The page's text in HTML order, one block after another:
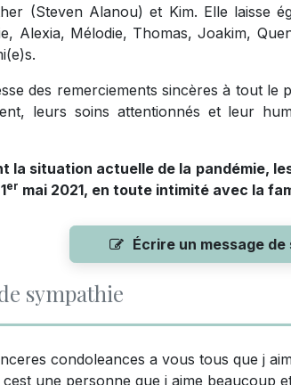
(Steven Alanou) et Kim. Elle laisse
Alexia, Mélodie, Thomas, Joakim,
des remerciements sincères à tout le
leurs soins attentionnés et leur
la situation actuelle de la pandémie,
er mai 2021, en toute intimité avec la
Écrire un message
sympathie
condoleances a vous tous que j
une personne que j aime beaucoup